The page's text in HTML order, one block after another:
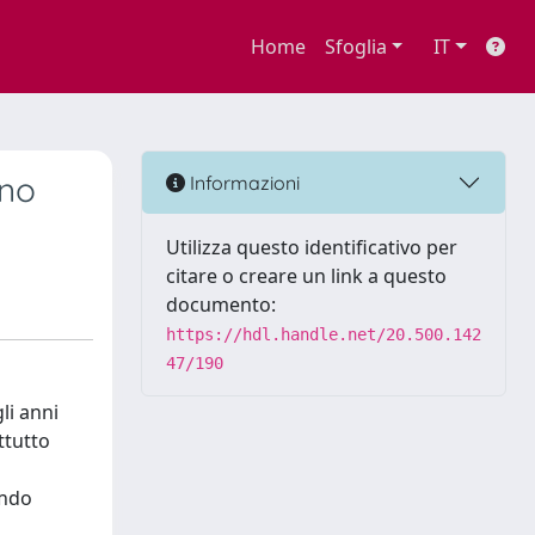
Home Sfoglia IT
anni
Informazioni
Utilizza questo identificativo per
citare o creare un link a questo
documento:
https://hdl.handle.net/20.500.142
47/190